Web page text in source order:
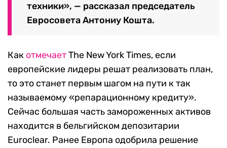
техники», — рассказал председатель
Евросовета Антониу Кошта.
Как отмечаетThe New York Times, если
европейские лидеры решат реализовать план,
то это станет первым шагом на пути к так
называемому «репарационному кредиту».
Сейчас большая часть замороженных активов
находится в бельгийском депозитарии
Euroclear. Ранее Европа одобрила решение